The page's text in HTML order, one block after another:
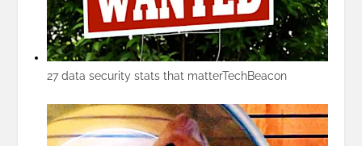
27 data security stats that matterTechBeacon